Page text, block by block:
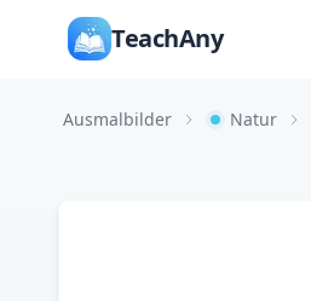
TeachAny
Ausmalbilder Natur